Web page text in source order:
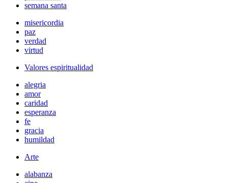
semana santa
misericordia
paz
verdad
virtud
Valores espiritualidad
alegria
amor
caridad
esperanza
fe
gracia
humildad
Arte
alabanza